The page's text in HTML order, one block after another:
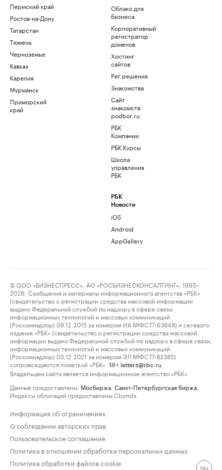
Пермский край
Ростов-на-Дону
Татарстан
Тюмень
Черноземье
Кавказ
Карелия
Мурманск
Приморский
край
Облако для
бизнеса
Корпоративный
регистратор
доменов
Хостинг
сайтов
Рег.решения
Знакомства
Сайт
знакомств
podbor.ru
РБК
Компании
РБК Курсы
Школа
управления
РБК
РБК
Новости
iOS
Android
AppGallery
© ООО «БИЗНЕСПРЕСС», АО «РОСБИЗНЕСКОНСАЛТИНГ», 1995–
2026. Сообщения и материалы информационного агентства «РБК»
(свидетельство о регистрации средства массовой информации
выдано Федеральной службой по надзору в сфере связи,
информационных технологий и массовых коммуникаций
(Роскомнадзор) 09.12.2015 за номером ИА №ФС77-63848) и сетевого
издания «РБК» (свидетельство о регистрации средства массовой
информации выдано Федеральной службой по надзору в сфере связи,
информационных технологий и массовых коммуникаций
(Роскомнадзор) 03.12.2021 за номером ЭЛ №ФС77-82385)
сопровождаются пометкой «РБК».
18+ letters@rbc.ru
Владельцем сайта является информационное агентство «РБК».
Данные предоставлены: Мосбиржа Санкт-Петербургская биржа
Индексы облигаций предоставлены Cbonds.
Информация об ограничениях
О соблюдении авторских прав
Пользовательское соглашение
Политика в отношении обработки персональных данных
Политика обработки файлов cookie
18+